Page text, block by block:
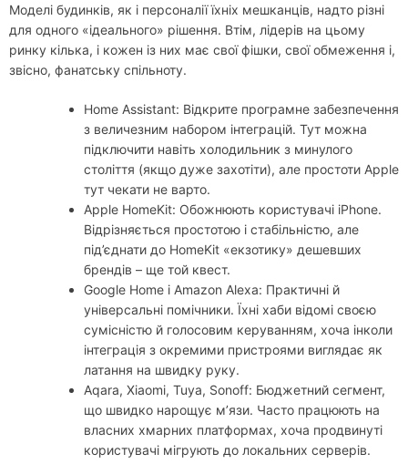
Моделі будинків, як і персоналії їхніх мешканців, надто різні
для одного «ідеального» рішення. Втім, лідерів на цьому
ринку кілька, і кожен із них має свої фішки, свої обмеження і,
звісно, фанатську спільноту.
Home Assistant: Відкрите програмне забезпечення
з величезним набором інтеграцій. Тут можна
підключити навіть холодильник з минулого
століття (якщо дуже захотіти), але простоти Apple
тут чекати не варто.
Apple HomeKit: Обожнюють користувачі iPhone.
Відрізняється простотою і стабільністю, але
під’єднати до HomeKit «екзотику» дешевших
брендів – ще той квест.
Google Home і Amazon Alexa: Практичні й
універсальні помічники. Їхні хаби відомі своєю
сумісністю й голосовим керуванням, хоча інколи
інтеграція з окремими пристроями виглядає як
латання на швидку руку.
Aqara, Xiaomi, Tuya, Sonoff: Бюджетний сегмент,
що швидко нарощує м’язи. Часто працюють на
власних хмарних платформах, хоча продвинуті
користувачі мігрують до локальних серверів.